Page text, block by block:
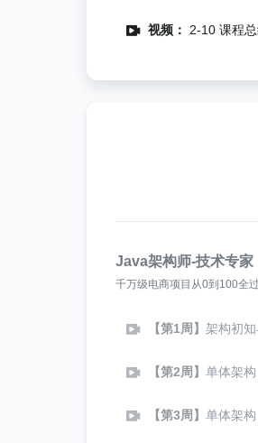
视频： 2-10 课程
Java架构师-技术专家
千万级电商项目从0到100全
【第1周】 架构初
【第2周】 单体架
【第3周】 单体架